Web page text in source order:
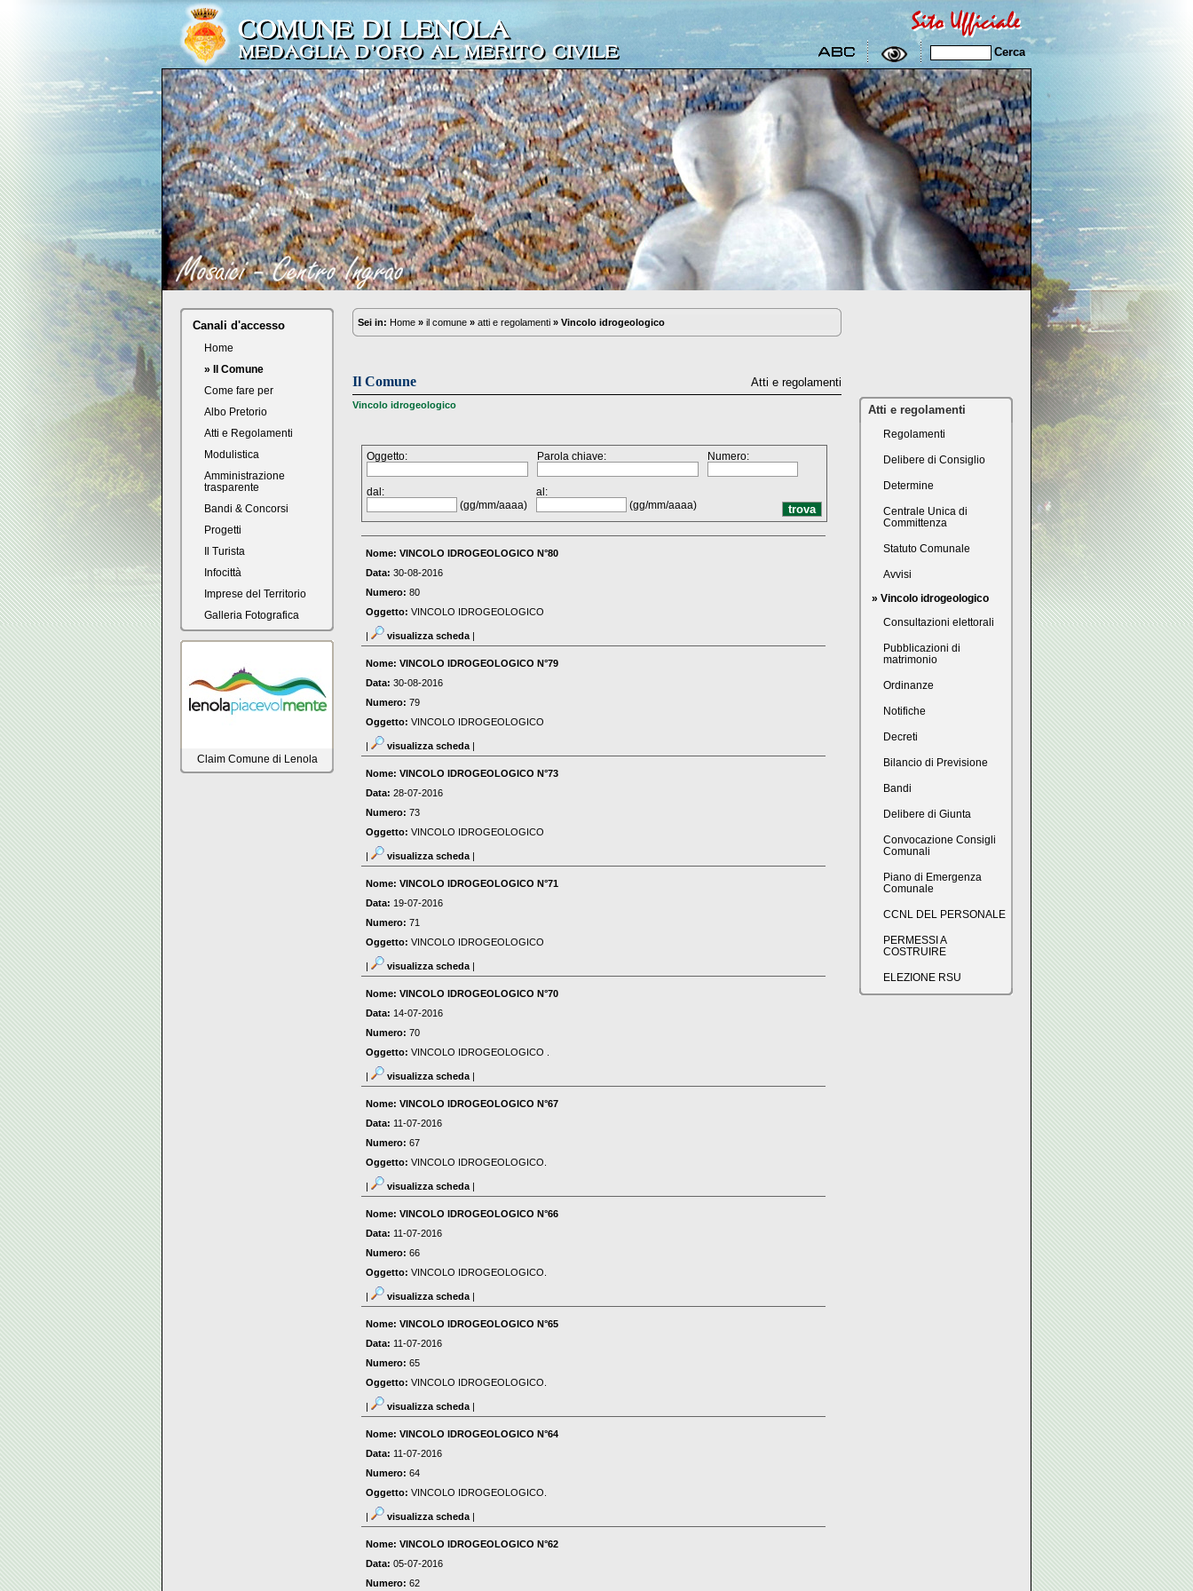
Canali d'accesso
Home
» Il Comune
Come fare per
Albo Pretorio
Atti e Regolamenti
Modulistica
Amministrazione
trasparente
Bandi & Concorsi
Progetti
Il Turista
Infocittà
Imprese del Territorio
Galleria Fotografica
Claim Comune di Lenola
Atti e regolamenti
Regolamenti
Delibere di Consiglio
Determine
Centrale Unica di
Committenza
Statuto Comunale
Avvisi
» Vincolo idrogeologico
Consultazioni elettorali
Pubblicazioni di
matrimonio
Ordinanze
Notifiche
Decreti
Bilancio di Previsione
Bandi
Delibere di Giunta
Convocazione Consigli
Comunali
Piano di Emergenza
Comunale
CCNL DEL PERSONALE
PERMESSI A
COSTRUIRE
ELEZIONE RSU
Sei in: Home » il comune » atti e regolamenti » Vincolo idrogeologico
Il Comune Atti e regolamenti
Vincolo idrogeologico
Oggetto: Parola chiave: Numero:
dal:
(gg/mm/aaaa)
al:
(gg/mm/aaaa)
Nome: VINCOLO IDROGEOLOGICO N°80
Data: 30-08-2016
Numero: 80
Oggetto: VINCOLO IDROGEOLOGICO
| visualizza scheda |
Nome: VINCOLO IDROGEOLOGICO N°79
Data: 30-08-2016
Numero: 79
Oggetto: VINCOLO IDROGEOLOGICO
| visualizza scheda |
Nome: VINCOLO IDROGEOLOGICO N°73
Data: 28-07-2016
Numero: 73
Oggetto: VINCOLO IDROGEOLOGICO
| visualizza scheda |
Nome: VINCOLO IDROGEOLOGICO N°71
Data: 19-07-2016
Numero: 71
Oggetto: VINCOLO IDROGEOLOGICO
| visualizza scheda |
Nome: VINCOLO IDROGEOLOGICO N°70
Data: 14-07-2016
Numero: 70
Oggetto: VINCOLO IDROGEOLOGICO .
| visualizza scheda |
Nome: VINCOLO IDROGEOLOGICO N°67
Data: 11-07-2016
Numero: 67
Oggetto: VINCOLO IDROGEOLOGICO.
| visualizza scheda |
Nome: VINCOLO IDROGEOLOGICO N°66
Data: 11-07-2016
Numero: 66
Oggetto: VINCOLO IDROGEOLOGICO.
| visualizza scheda |
Nome: VINCOLO IDROGEOLOGICO N°65
Data: 11-07-2016
Numero: 65
Oggetto: VINCOLO IDROGEOLOGICO.
| visualizza scheda |
Nome: VINCOLO IDROGEOLOGICO N°64
Data: 11-07-2016
Numero: 64
Oggetto: VINCOLO IDROGEOLOGICO.
| visualizza scheda |
Nome: VINCOLO IDROGEOLOGICO N°62
Data: 05-07-2016
Numero: 62